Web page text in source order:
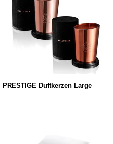
PRESTIGE Duftkerzen Large